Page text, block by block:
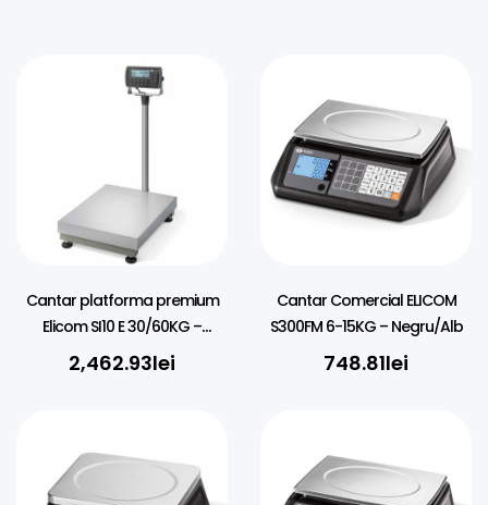
Cantar platforma premium
Elicom SI10 E 30/60KG –
40X50CM
2,462.93lei
Cantar Comercial ELICOM
S300FM 6-15KG – Negru/Alb
748.81lei